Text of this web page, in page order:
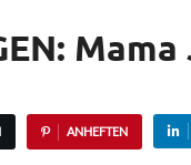
ANHEFTEN